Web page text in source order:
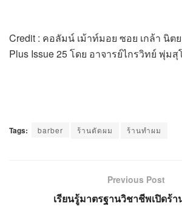
Credit : คอลัมน์ เม้าท์มอย ซอย เกล้า นิต
Plus Issue 25 โดย อาจารย์ไกรวิทย์ พุ่มสุ
Tags: barber ร้านตัดผม ร้านทำผม
Previous Post
เรียนรู้มาตรฐานวิชาชีพเปิดร้